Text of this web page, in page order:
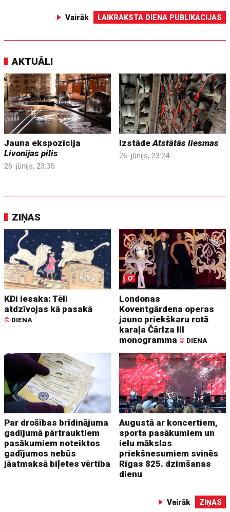
Vairāk LAIKRAKSTA DIENA PUBLIKĀCIJAS
AKTUĀLI
Jauna ekspozīcija
Livonijas pilis
26. jūnijs, 23:35
IzstādeAtstātās liesmas
26. jūnijs, 23:24
ZIŅAS
KDi iesaka: Tēli
atdzīvojas kā pasakā
© DIENA
Londonas
Koventgārdena operas
jauno priekškaru rotā
karaļa Čārlza III
monogramma © DIENA
Par drošības brīdinājuma
gadījumā pārtrauktiem
pasākumiem noteiktos
gadījumos nebūs
jāatmaksā biļetes vērtība
Augustā ar koncertiem,
sporta pasākumiem un
ielu mākslas
priekšnesumiem svinēs
Rīgas 825. dzimšanas
dienu
Vairāk ZIŅAS